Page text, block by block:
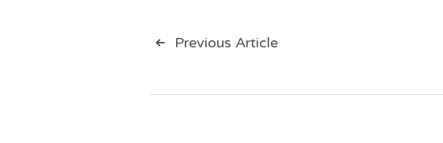
Навигация
по
Previous Article